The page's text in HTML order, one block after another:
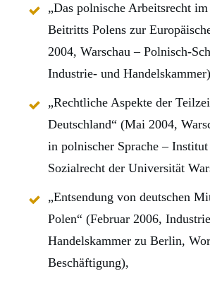
„Das polnische Arbeitsrecht
Beitritts Polens zur
2004, Warschau – Polnisch-
Industrie- und
„Rechtliche Aspekte der
Deutschland“ (Mai 2004,
in polnischer Sprache –
Sozialrecht der Universität
„Entsendung von deutschen
Polen“ (Februar 2006,
Handelskammer zu Berlin,
Beschäftigung),